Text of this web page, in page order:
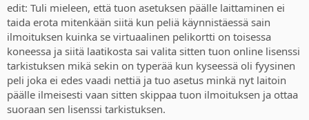
edit: Tuli mieleen, että tuon asetuksen päälle laittaminen ei
taida erota mitenkään siitä kun peliä käynnistäessä sain
ilmoituksen kuinka se virtuaalinen pelikortti on toisessa
koneessa ja siitä laatikosta sai valita sitten tuon online lisenssi
tarkistuksen mikä sekin on typerää kun kyseessä oli fyysinen
peli joka ei edes vaadi nettiä ja tuo asetus minkä nyt laitoin
päälle ilmeisesti vaan sitten skippaa tuon ilmoituksen ja ottaa
suoraan sen lisenssi tarkistuksen.